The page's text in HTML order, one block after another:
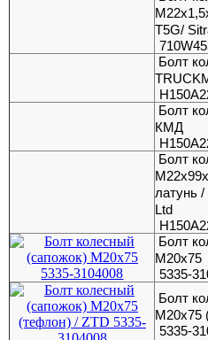
T5G/
Болт
Болт
КМД
Болт
латунь
Ltd
Болт
М20х75
5335-
Болт
М20х75
5335-